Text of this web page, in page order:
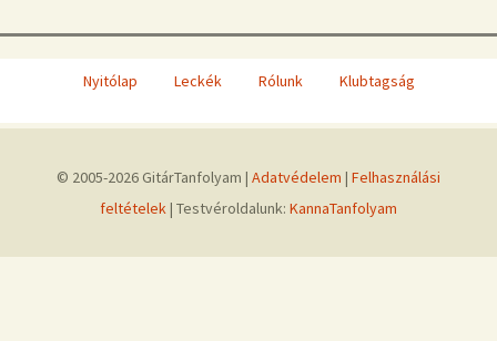
Nyitólap Leckék Rólunk Klubtagság
© 2005-2026 GitárTanfolyam | Adatvédelem | Felhasználási
feltételek| Testvéroldalunk: KannaTanfolyam